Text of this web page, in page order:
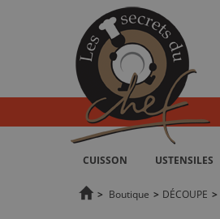
CUISSON USTENSILES
> Boutique > DÉCOUPE >